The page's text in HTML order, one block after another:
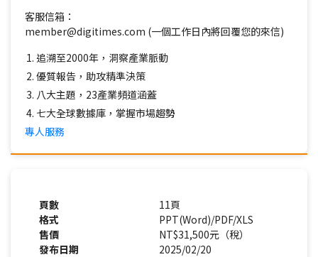
客服信箱：
member@digitimes.com (一個工作日內將回覆您的來信)
追溯至2000年，洞察產業脈動
優質報告，助攻精準決策
八大主題，23產業頻道涵蓋
七大全球數據庫，掌握市場趨勢
專人服務
頁數
11頁
格式
PPT(Word)/PDF/XLS
售價
NT$31,500元（稅）
發布日期
2025/02/20